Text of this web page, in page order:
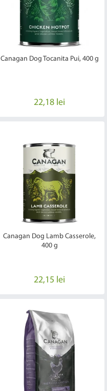
Canagan Dog Tocanita Pui, 400 g
22,18 lei
Canagan Dog Lamb Casserole,
400 g
22,15 lei